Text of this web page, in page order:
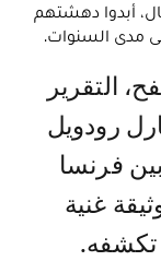
أبدوا دهشتهم
مدى السنوات.
رودويل
وماتيو لوفيفر حول اتفاق 1968 بين فرنسا
غنية
تكشفه.